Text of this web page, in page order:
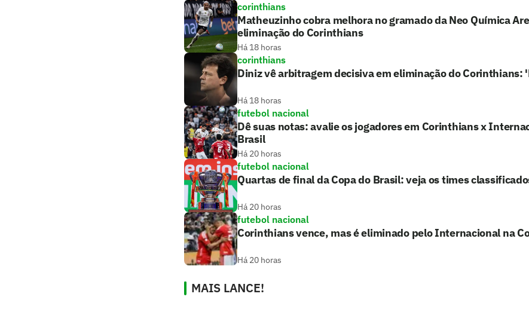
corinthians
Matheuzinho cobra melhora no gramado da Neo Química
eliminação do Corinthians
Há 18 horas
corinthians
Diniz vê arbitragem decisiva em eliminação do Corinthians:
Há 18 horas
futebol nacional
Dê suas notas: avalie os jogadores em Corinthians x
Brasil
Há 20 horas
futebol nacional
Quartas de final da Copa do Brasil: veja os times
Há 20 horas
futebol nacional
Corinthians vence, mas é eliminado pelo Internacional na
Há 20 horas
MAIS LANCE!